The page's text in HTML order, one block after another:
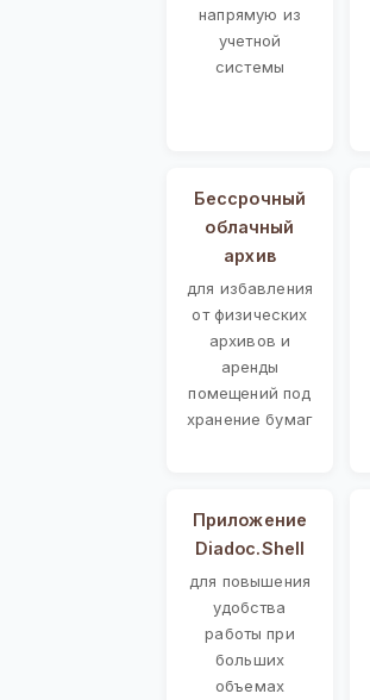
напрямую из
учетной
системы
Бессрочный
облачный
архив
для избавления
от физических
архивов и
аренды
помещений под
хранение бумаг
Приложение
Diadoc.Shell
для повышения
удобства
работы при
больших
объемах